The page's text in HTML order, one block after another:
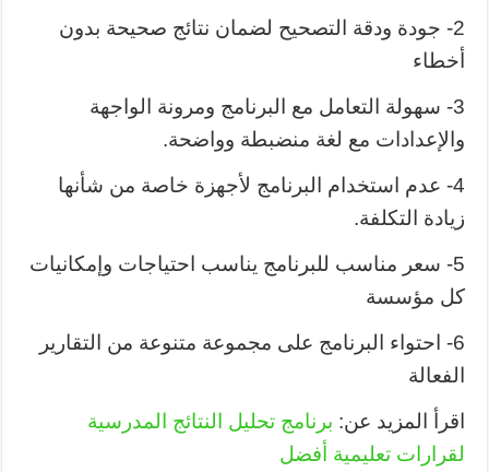
2- جودة ودقة التصحيح لضمان نتائج صحيحة بدون
أخطاء
3- سهولة التعامل مع البرنامج ومرونة الواجهة
والإعدادات مع لغة منضبطة وواضحة.
4- عدم استخدام البرنامج لأجهزة خاصة من شأنها
زيادة التكلفة.
5- سعر مناسب للبرنامج يناسب احتياجات وإمكانيات
كل مؤسسة
6- احتواء البرنامج على مجموعة متنوعة من التقارير
الفعالة
اقرأ المزيد عن: برنامج تحليل النتائج المدرسية
لقرارات تعليمية أفضل